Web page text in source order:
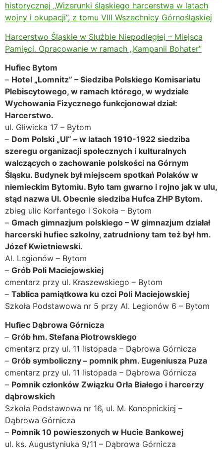
historycznej „Wizerunki śląskiego harcerstwa w latach
wojny i okupacji”, z tomu VIII Wszechnicy Górnośląskiej
Harcerstwo Śląskie w Służbie Niepodległej – Miejsca
Pamięci. Opracowanie w ramach „Kampanii Bohater”
Hufiec Bytom
– Hotel „Lomnitz” – Siedziba Polskiego Komisariatu
Plebiscytowego, w ramach którego, w wydziale
Wychowania Fizycznego funkcjonował dział:
Harcerstwo.
ul. Gliwicka 17 – Bytom
– Dom Polski „Ul” – w latach 1910-1922 siedziba
szeregu organizacji społecznych i kulturalnych
walczących o zachowanie polskości na Górnym
Śląsku. Budynek był miejscem spotkań Polaków w
niemieckim Bytomiu. Było tam gwarno i rojno jak w ulu,
stąd nazwa Ul. Obecnie siedziba Hufca ZHP Bytom.
zbieg ulic Korfantego i Sokoła – Bytom
– Gmach gimnazjum polskiego – W gimnazjum działał
harcerski hufiec szkolny, zatrudniony tam też był hm.
Józef Kwietniewski.
Al. Legionów – Bytom
– Grób Poli Maciejowskiej
cmentarz przy ul. Kraszewskiego – Bytom
– Tablica pamiątkowa ku czci Poli Maciejowskiej
Szkoła Podstawowa nr 5 przy Al. Legionów 6 – Bytom
Hufiec Dąbrowa Górnicza
– Grób hm. Stefana Piotrowskiego
cmentarz przy ul. 11 listopada – Dąbrowa Górnicza
– Grób symboliczny – pomnik phm. Eugeniusza Puza
cmentarz przy ul. 11 listopada – Dąbrowa Górnicza
– Pomnik członków Związku Orła Białego i harcerzy
dąbrowskich
Szkoła Podstawowa nr 16, ul. M. Konopnickiej –
Dąbrowa Górnicza
– Pomnik 10 powieszonych w Hucie Bankowej
ul. ks. Augustyniuka 9/11 – Dąbrowa Górnicza